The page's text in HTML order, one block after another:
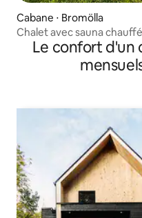
Cabane ⋅ Bromölla
Chalet avec sauna
Le confort d'un